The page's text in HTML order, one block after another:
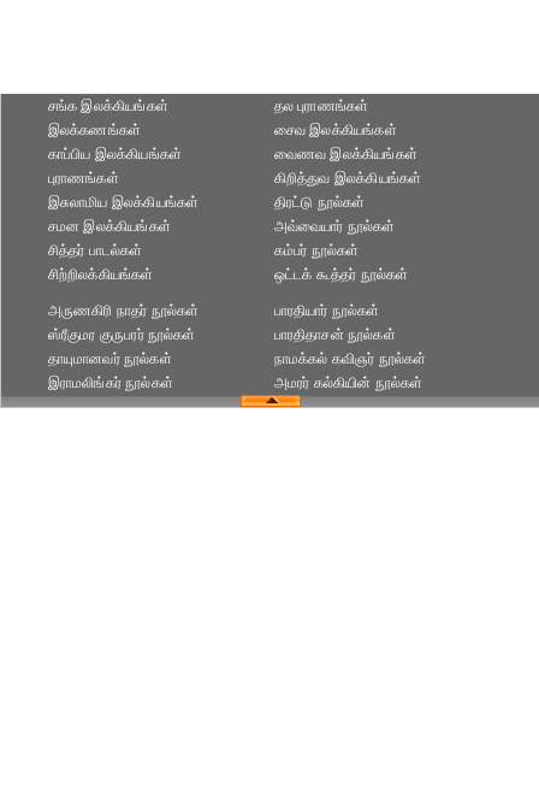
சங்க இலக்கியங்கள்
இலக்கணங்கள்
காப்பிய இலக்கியங்கள்
புராணங்கள்
தல புராணங்கள்
சைவ இலக்கியங்கள்
வைணவ இலக்கியங்கள்
கிறித்துவ இலக்கியங்கள்
இசுலாமிய இலக்கியங்கள்
சமன இலக்கியங்கள்
சித்தர் பாடல்கள்
சிற்றிலக்கியங்கள்
திரட்டு நூல்கள்
அவ்வையார் நூல்கள்
கம்பர் நூல்கள்
ஒட்டக் கூத்தர் நூல்கள்
அருணகிரி நாதர் நூல்கள்
ஸ்ரீகுமர குருபரர் நூல்கள்
தாயுமானவர் நூல்கள்
இராமலிங்கர் நூல்கள்
பாரதியார் நூல்கள்
பாரதிதாசன் நூல்கள்
நாமக்கல் கவிஞர் நூல்கள்
அமரர் கல்கியின் நூல்கள்